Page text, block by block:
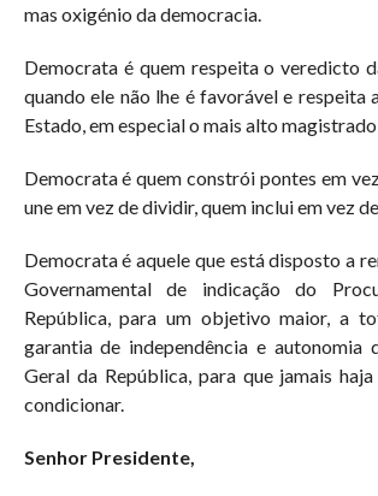
mas oxigénio da democracia.
Democrata é quem respeita o veredicto
quando ele não lhe é favorável e respeita
Estado, em especial o mais alto magistrado
Democrata é quem constrói pontes em
une em vez de dividir, quem inclui em vez
Democrata é aquele que está disposto a
Governamental de indicação do
República, para um objetivo maior, a
garantia de independência e autonomia
Geral da República, para que jamais
condicionar.
Senhor Presidente,